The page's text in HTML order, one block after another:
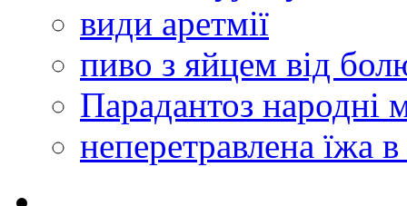
види аретмії
пиво з яйцем від
Парадантоз народні
неперетравлена їжа